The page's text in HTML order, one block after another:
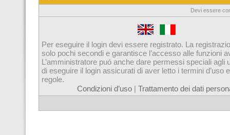
Devi essere
Per eseguire il login devi essere registrato. La
solo pochi secondi e garantisce l’accesso alle funzioni
L’amministratore puó anche dare permessi speciali agli
di eseguire il login assicurati di aver letto i termini d’uso
regole.
Condizioni d’uso | Trattamento dei dati